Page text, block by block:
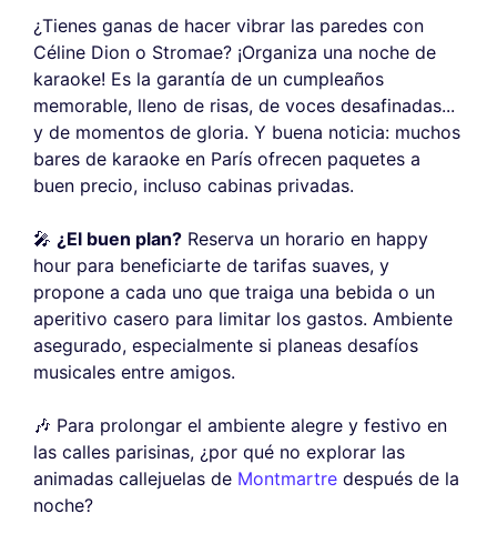
¿Tienes ganas de hacer vibrar las paredes con
Céline Dion o Stromae? ¡Organiza una noche de
karaoke! Es la garantía de un cumpleaños
memorable, lleno de risas, de voces desafinadas...
y de momentos de gloria. Y buena noticia: muchos
bares de karaoke en París ofrecen paquetes a
buen precio, incluso cabinas privadas.
🎤 ¿El buen plan? Reserva un horario en happy
hour para beneficiarte de tarifas suaves, y
propone a cada uno que traiga una bebida o un
aperitivo casero para limitar los gastos. Ambiente
asegurado, especialmente si planeas desafíos
musicales entre amigos.
🎶 Para prolongar el ambiente alegre y festivo en
las calles parisinas, ¿por qué no explorar las
animadas callejuelas de Montmartre después de la
noche?